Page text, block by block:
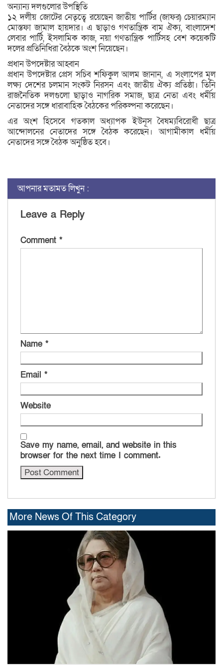
অন্যান্য দলগুলোর উপস্থিতি
১২ দলীয় জোটের নেতৃত্বে রয়েছেন জাতীয় পার্টির (জাফর) চেয়ারম্যান
মোস্তফা জামাল হায়দার। এ ছাড়াও গণতান্ত্রিক বাম ঐক্য, বাংলাদেশ
লেবার পার্টি, ইসলামিক কাজ, নয়া গণতান্ত্রিক পার্টিসহ বেশ কয়েকটি
দলের প্রতিনিধিরা বৈঠকে অংশ নিয়েছেন।
প্রধান উপদেষ্টার আহ্বান
প্রধান উপদেষ্টার প্রেস সচিব শফিকুল আলম জানান, এ সংলাপের মূল
লক্ষ্য দেশের চলমান সংকট নিরসন এবং জাতীয় ঐক্য প্রতিষ্ঠা। তিনি
রাজনৈতিক দলগুলো ছাড়াও নাগরিক সমাজ, ছাত্র নেতা এবং ধর্মীয়
নেতাদের সঙ্গে ধারাবাহিক বৈঠকের পরিকল্পনা করেছেন।
এর অংশ হিসেবে গতকাল অধ্যাপক ইউনূস বৈষম্যবিরোধী ছাত্র
আন্দোলনের নেতাদের সঙ্গে বৈঠক করেছেন। আগামীকাল ধর্মীয়
নেতাদের সঙ্গে বৈঠক অনুষ্ঠিত হবে।
আপনার মতামত লিখুন :
Leave a Reply
Comment *
Name *
Email *
Website
Save my name, email, and website in this
browser for the next time I comment.
More News Of This Category